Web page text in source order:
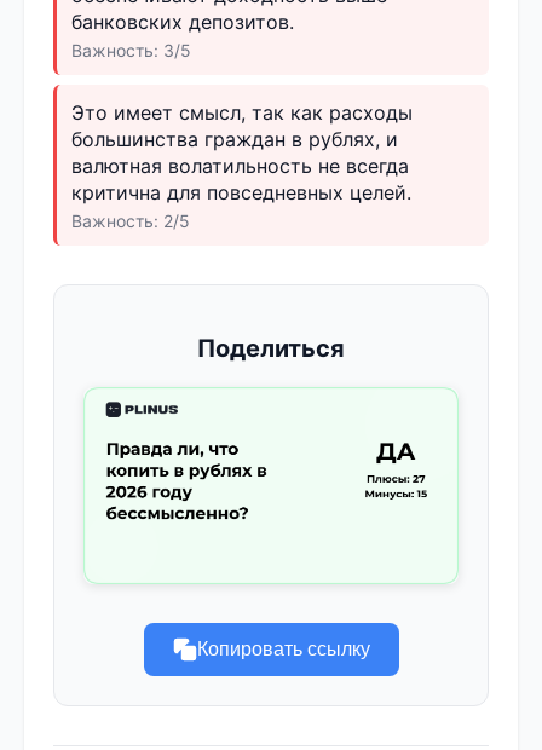
банковских депозитов.
Важность: 3/5
Это имеет смысл, так как расходы
большинства граждан в рублях, и
валютная волатильность не всегда
критична для повседневных целей.
Важность: 2/5
Поделиться
Копировать ссылку